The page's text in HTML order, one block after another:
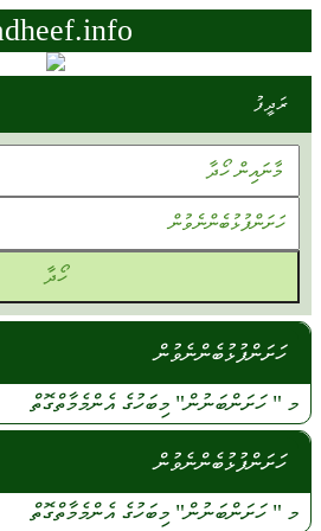
ރަދީފު
ހަށަންފުޅުބެންނެވުން
މ "ހަށަންބަނުން" މިބަހުގެއެންމެމާތްގޮތް
ހަށަންފުޅުބެންނެވުން
މ "ހަށަންބަނުން" މިބަހުގެއެންމެމާތްގޮތް